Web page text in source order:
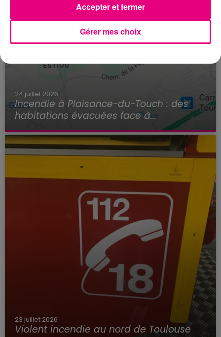
24 juillet 2026
Incendie à Plaisance-du-Touch : des
habitations évacuées face à...
23 juillet 2026
Violent incendie au nord de Toulouse
Gérer mes choix
Accepter et fermer